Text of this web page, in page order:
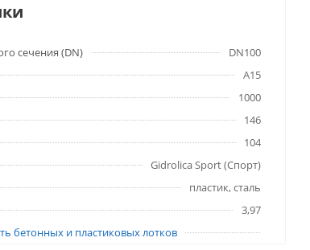
сечения (DN)
DN100
A15
1000
146
104
Gidrolica Sport (Спорт)
пластик, сталь
3,97
бетонных и пластиковых лотков